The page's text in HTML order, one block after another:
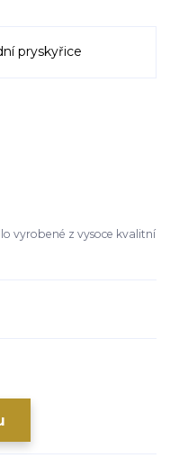
vyrobené z vysoce kvalitní